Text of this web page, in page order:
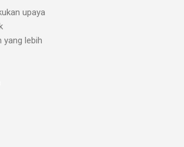
upaya
lebih